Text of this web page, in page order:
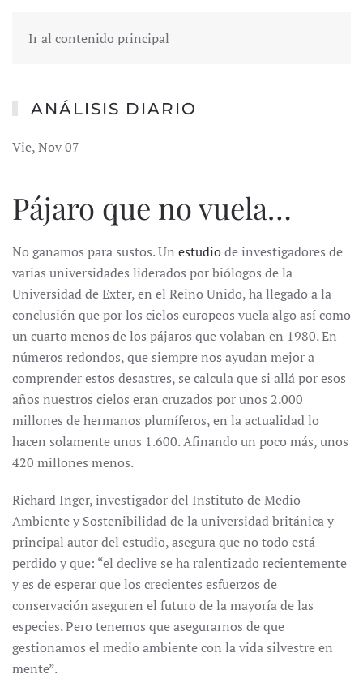
Ir al contenido principal
ANÁLISIS DIARIO
Vie, Nov 07
Pájaro que no vuela…
No ganamos para sustos. Un estudiode investigadores de
varias universidades liderados por biólogos de la
Universidad de Exter, en el Reino Unido, ha llegado a la
conclusión que por los cielos europeos vuela algo así como
un cuarto menos de los pájaros que volaban en 1980. En
números redondos, que siempre nos ayudan mejor a
comprender estos desastres, se calcula que si allá por esos
años nuestros cielos eran cruzados por unos 2.000
millones de hermanos plumíferos, en la actualidad lo
hacen solamente unos 1.600. Afinando un poco más, unos
420 millones menos.
Richard Inger, investigador del Instituto de Medio
Ambiente y Sostenibilidad de la universidad británica y
principal autor del estudio, asegura que no todo está
perdido y que: “el declive se ha ralentizado recientemente
y es de esperar que los crecientes esfuerzos de
conservación aseguren el futuro de la mayoría de las
especies. Pero tenemos que asegurarnos de que
gestionamos el medio ambiente con la vida silvestre en
mente”.